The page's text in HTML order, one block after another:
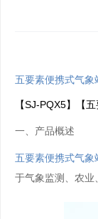
五要素便携式气象
【SJ-PQX5】【
一、产品概述
五要素便携式气象
于气象监测、农业